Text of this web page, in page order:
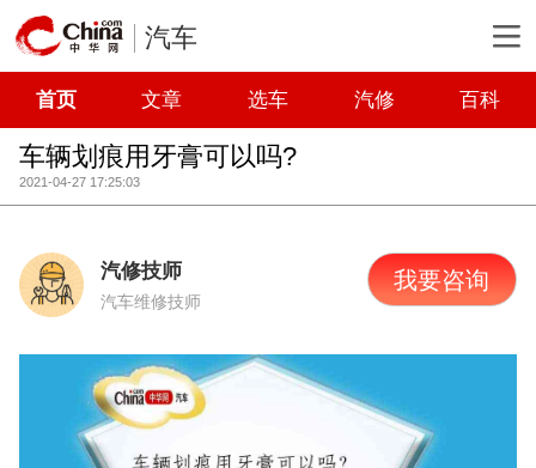
汽车
首页 文章 选车 汽修 百科
车辆划痕用牙膏可以吗?
2021-04-27 17:25:03
汽修技师
汽车维修技师
我要咨询